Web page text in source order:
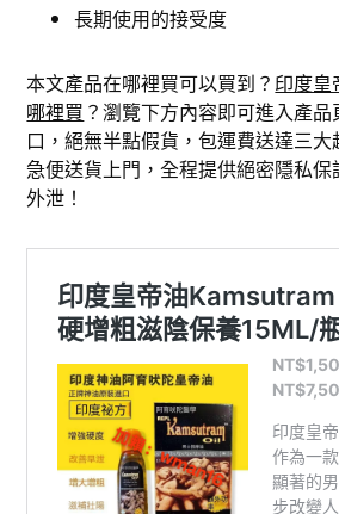
長期使用的接受度
本文產品在哪裡買可以買到？ 印度皇
哪裡買 ？瀏覽下方內容即可進入產
口，絕無半點假貨，包運費送達三
急便送貨上門，全程提供絕密隱私
外泄！